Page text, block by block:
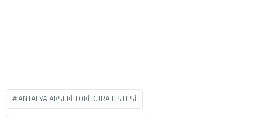
ANTALYA AKSEKI TOKI KURA LISTESI